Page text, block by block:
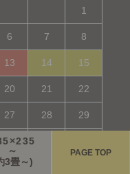
～
3畳～)
PAGE TOP
1
6 7 8
13 14 15
20 21 22
27 28 29